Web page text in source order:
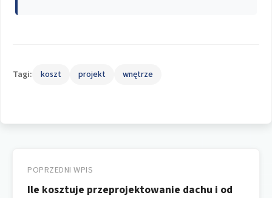
Tagi: koszt projekt wnętrze
wpisu
POPRZEDNI WPIS
Ile kosztuje przeprojektowanie dachu i od